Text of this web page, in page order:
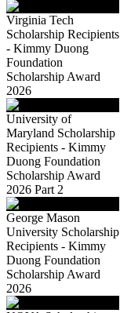
Virginia Tech
Scholarship Recipients
- Kimmy Duong
Foundation
Scholarship Award
2026
University of
Maryland Scholarship
Recipients - Kimmy
Duong Foundation
Scholarship Award
2026 Part 2
George Mason
University Scholarship
Recipients - Kimmy
Duong Foundation
Scholarship Award
2026